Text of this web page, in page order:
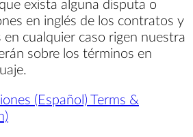
exista alguna disputa o
en inglés de los contratos y
en cualquier caso rigen nuestra
sobre los términos en
(Español) Terms &